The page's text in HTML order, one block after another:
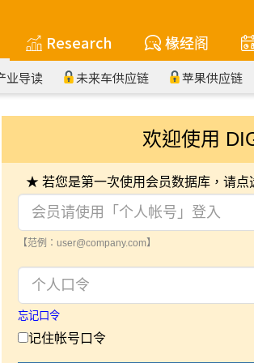
Research 椽经阁
业导读 未来车供应链 苹果供应链
欢迎使用
★ 若您是第一次使用会员数据库，请点
【范例：user@company.com】
忘记口令
记住帐号口令